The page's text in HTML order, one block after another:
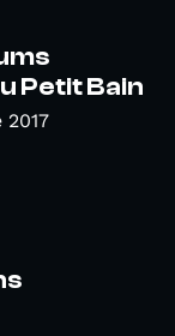
Petit Bain